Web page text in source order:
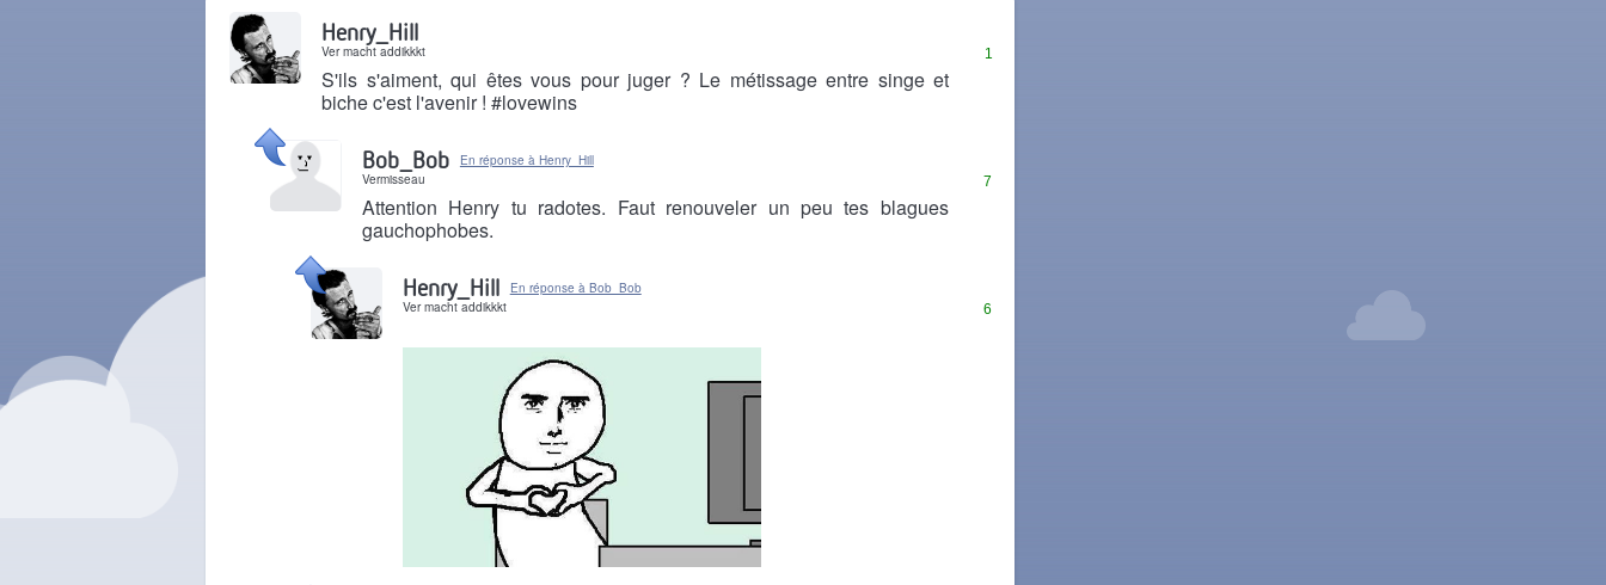
1
Henry_Hill
Ver macht addikkkt
S'ils s'aiment, qui êtes vous pour juger ? Le métissage entre singe et
biche c'est l'avenir ! #lovewins
Il y a 10 ans
7
Bob_Bob
En réponse à Henry_Hill
Vermisseau
Attention Henry tu radotes. Faut renouveler un peu tes blagues
gauchophobes.
Il y a 10 ans
6
Henry_Hill
En réponse à Bob_Bob
Ver macht addikkkt